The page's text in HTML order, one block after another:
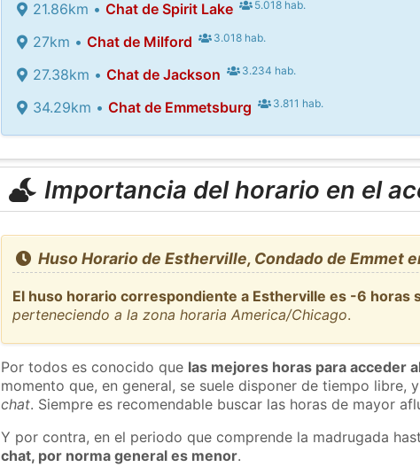
21.86km • Chat de Spirit Lake 5.018 hab.
27km • Chat de Milford 3.018 hab.
27.38km • Chat de Jackson 3.234 hab.
34.29km • Chat de Emmetsburg 3.811 hab.
Importancia del horario en el
Huso Horario de Estherville, Condado de Emmet
El huso horario correspondiente a Estherville es -6 horas
perteneciendo a la zona horaria America/Chicago.
Por todos es conocido que las mejores horas para acceder
momento que, en general, se suele disponer de tiempo libre,
chat. Siempre es recomendable buscar las horas de mayor
Y por contra, en el periodo que comprende la madrugada
chat, por norma general es menor.